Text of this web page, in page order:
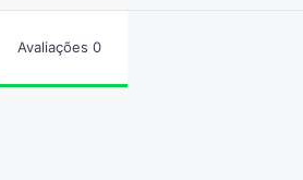
Avaliações 0